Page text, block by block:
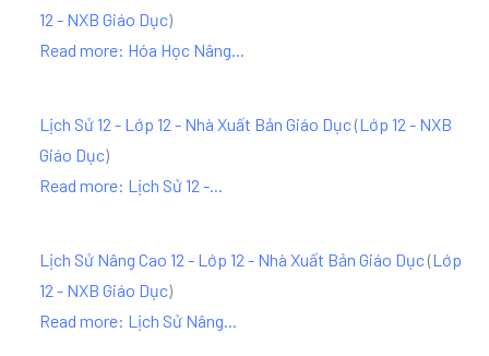
12 - NXB Giáo Dục)
Read more: Hóa Học Nâng...
Lịch Sử 12 - Lớp 12 - Nhà Xuất Bản Giáo Dục(Lớp 12 - NXB
Giáo Dục)
Read more: Lịch Sử 12 -...
Lịch Sử Nâng Cao 12 - Lớp 12 - Nhà Xuất Bản Giáo Dục(Lớp
12 - NXB Giáo Dục)
Read more: Lịch Sử Nâng...